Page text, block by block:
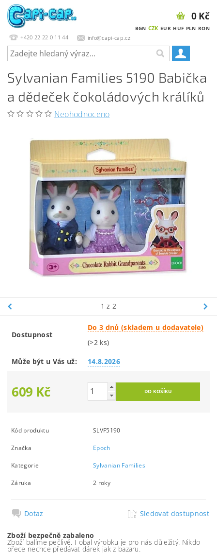
+420 22 22 0 11 44 info@capi-cap.cz
BGN CZK EUR HUF PLN RON
0 Kč
Sylvanian Families 5190 Babička
a dědeček čokoládových králíků
Neohodnoceno
1 z 2
Dostupnost
Do 3 dnů (skladem u dodavatele)
(>2 ks)
Může být u Vás už: 14.8.2026
609 Kč
Kód produktu SLVF5190
Značka Epoch
Kategorie Sylvanian Families
Záruka 2 roky
Dotaz Sledovat dostupnost
Zboží bezpečně zabaleno
Zboží balíme pečlivě. I obal výrobku je pro nás důležitý. Nikdo
přece nechce předávat dárek jak z bazaru.